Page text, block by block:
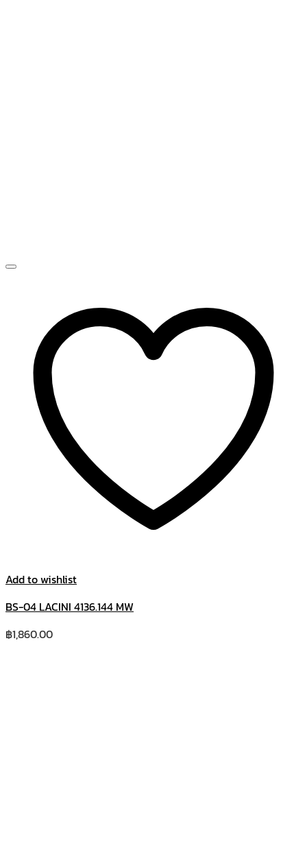
Add to wishlist
BS-04 LACINI 4136.144 MW
฿1,860.00